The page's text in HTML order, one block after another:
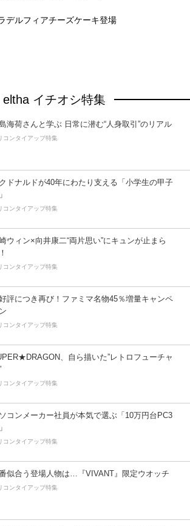
デルフィアチーズケーキ登場
eltha イチオシ特集
海荷さんと学ぶ 日常に潜む“人身取引”のリアル
コンタイアップ特集
ドナルドが40年にわたり支える「小学生の甲子
コンタイアップ特集
ウィン×向井康二“両片思い”にキュンが止まら
コンタイアップ特集
評につき再び！ファミマ名物45％増量キャンペ
コンタイアップ特集
、自ら描いた”レトロフューチャ
コンタイアップ特集
コンメーカー社員が本気で選ぶ「10万円台PC3
コンタイアップ特集
似合う登場人物は…『VIVANT』限定ウオッチ
コンタイアップ特集